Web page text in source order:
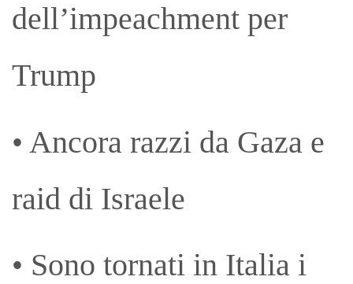
dell’impeachment per
Trump
• Ancora razzi da Gaza e
raid di Israele
• Sono tornati in Italia i